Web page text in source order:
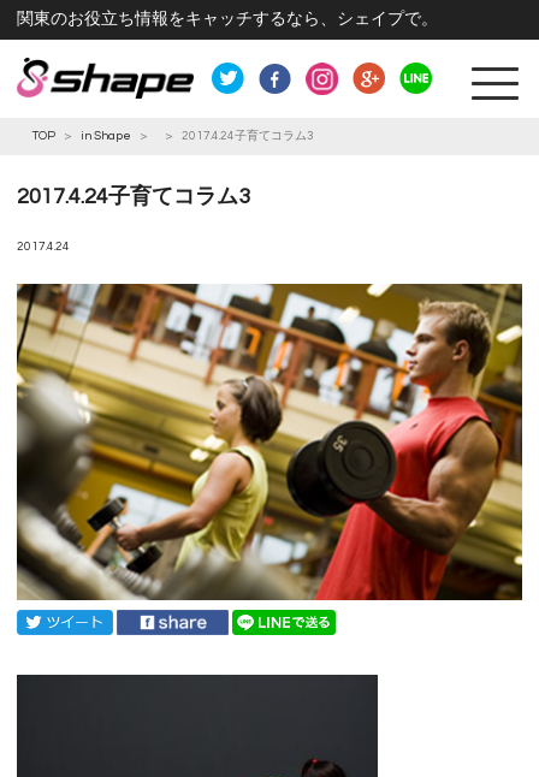
関東のお役立ち情報をキャッチするなら、シェイプで。
TOP > in Shape > > 2017.4.24子育てコラム3
2017.4.24子育てコラム3
2017.4.24